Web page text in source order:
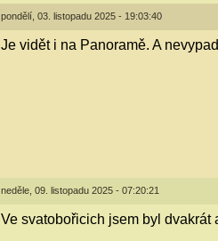
pondělí, 03. listopadu 2025 - 19:03:40
Je vidět i na Panoramě. A
neděle, 09. listopadu 2025 - 07:20:21
Ve svatobořicich jsem byl dvakrát